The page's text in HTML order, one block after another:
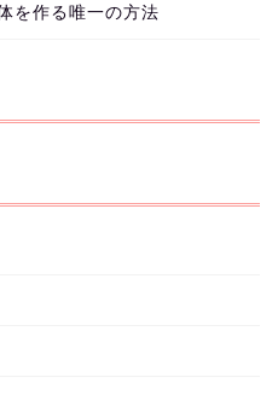
を作る唯一の方法